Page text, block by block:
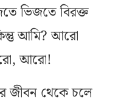
ভিজতে বিরক্ত
আমি? আরো
আরো!
থেকে চলে